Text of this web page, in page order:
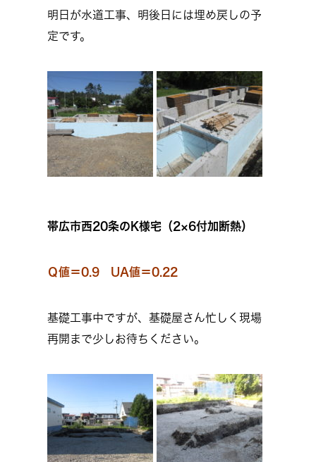
明日が水道工事、明後日には埋め戻しの予
定です。
帯広市西20条のK様宅（2×6付加断熱）
Ｑ値＝0.9 UA値＝0.22
基礎工事中ですが、基礎屋さん忙しく現場
再開まで少しお待ちください。